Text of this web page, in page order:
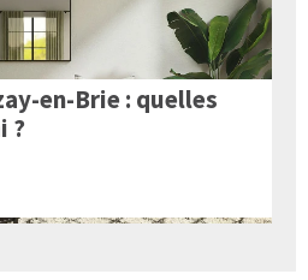
en-Brie : quelles
?